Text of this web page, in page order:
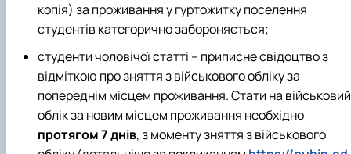
копія) за проживання у гуртожитку поселення
студентів категорично забороняється;
студенти чоловічої статті – приписне свідоцтво з
відміткою про зняття з військового обліку за
попереднім місцем проживання. Стати на військовий
облік за новим місцем проживання необхідно
протягом 7 днів, з моменту зняття з військового